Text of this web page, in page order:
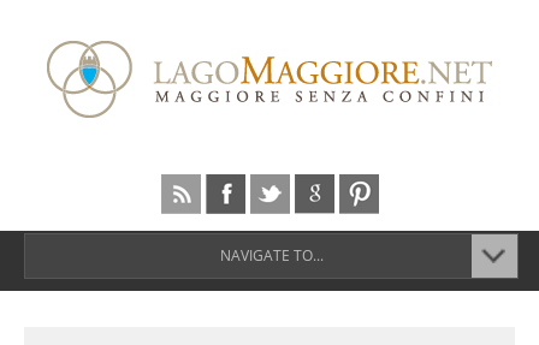
NAVIGATE TO...